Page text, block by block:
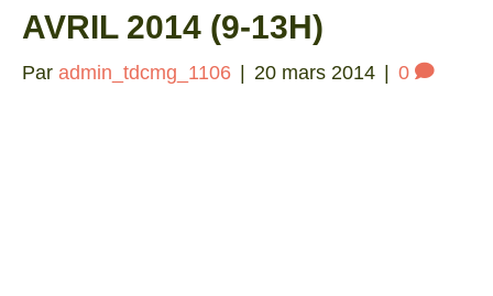
AVRIL 2014 (9-13H)
Par admin_tdcmg_1106 20 mars 2014 0